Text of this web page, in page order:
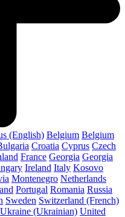
(English) Belgium Belgium
Croatia Cyprus Czech
France Georgia Georgia
Ireland Italy Kosovo
Montenegro Netherlands
Portugal Romania Russia
Sweden Switzerland (French)
Ukraine (Ukrainian) United